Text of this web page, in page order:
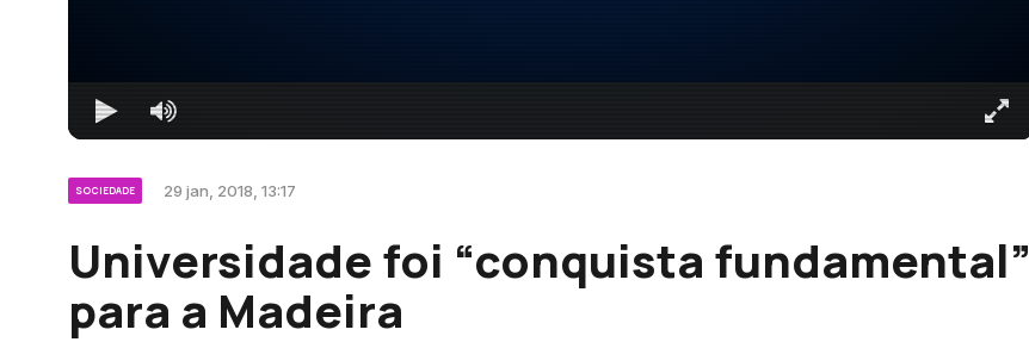
SOCIEDADE 29 jan, 2018, 13:17
Universidade foi “conquista fundamental”
para a Madeira